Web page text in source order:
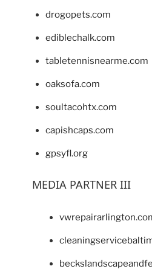
drogopets.com
ediblechalk.com
tabletennisnearme.com
oaksofa.com
soultacohtx.com
capishcaps.com
gpsyfl.org
MEDIA PARTNER III